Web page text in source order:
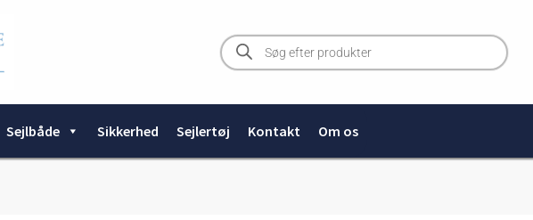
Products
search
Sejlbåde Sikkerhed Sejlertøj Kontakt Om os